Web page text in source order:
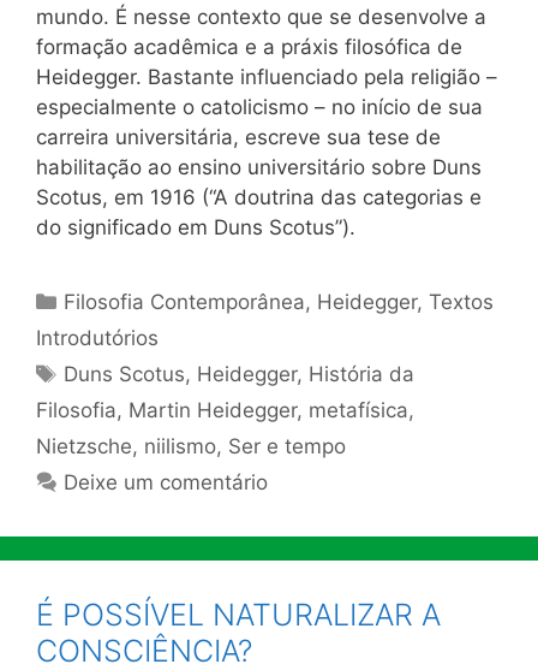
mundo. É nesse contexto que se desenvolve a
formação acadêmica e a práxis filosófica de
Heidegger. Bastante influenciado pela religião –
especialmente o catolicismo – no início de sua
carreira universitária, escreve sua tese de
habilitação ao ensino universitário sobre Duns
Scotus, em 1916 (“A doutrina das categorias e
do significado em Duns Scotus”).
Categorias
Filosofia Contemporânea, Heidegger,Textos
Introdutórios
Tags
Duns Scotus, Heidegger, História da
Filosofia, Martin Heidegger, metafísica,
Nietzsche, niilismo, Ser e tempo
Deixe um comentário
É POSSÍVEL NATURALIZAR A
CONSCIÊNCIA?